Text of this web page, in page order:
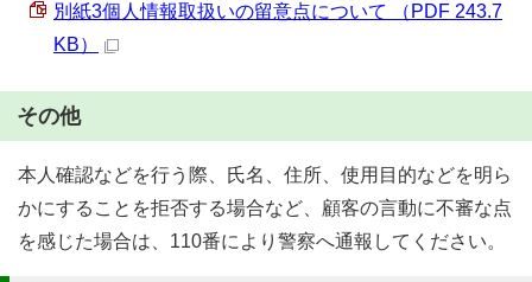
別紙3個人情報取扱いの留意点について （PDF 243.7
KB）
その他
本人確認などを行う際、氏名、住所、使用目的などを明ら
かにすることを拒否する場合など、顧客の言動に不審な点
を感じた場合は、110番により警察へ通報してください。